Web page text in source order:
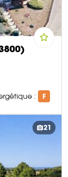
: F
21